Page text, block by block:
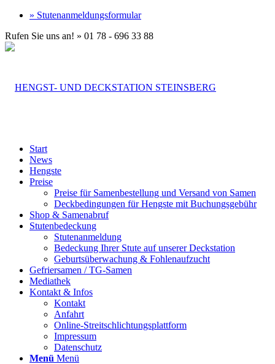
» Stutenanmeldungsformular
Rufen Sie uns an! » 01 78 - 696 33 88
Start
News
Hengste
Preise
Preise für Samenbestellung und Versand von Samen
Deckbedingungen für Hengste mit Buchungsgebühr
Shop & Samenabruf
Stutenbedeckung
Stutenanmeldung
Bedeckung Ihrer Stute auf unserer Deckstation
Geburtsüberwachung & Fohlenaufzucht
Gefriersamen / TG-Samen
Mediathek
Kontakt & Infos
Kontakt
Anfahrt
Online-Streitschlichtungsplattform
Impressum
Datenschutz
Menü Menü